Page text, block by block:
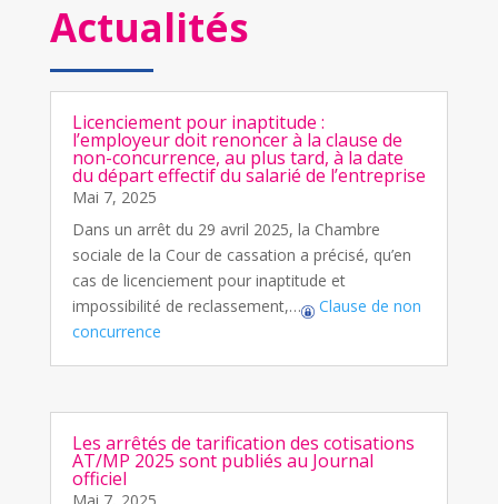
Actualités
Licenciement pour inaptitude :
l’employeur doit renoncer à la clause de
non-concurrence, au plus tard, à la date
du départ effectif du salarié de l’entreprise
Mai 7, 2025
Dans un arrêt du 29 avril 2025, la Chambre
sociale de la Cour de cassation a précisé, qu’en
cas de licenciement pour inaptitude et
impossibilité de reclassement,…
Clause de non
concurrence
Les arrêtés de tarification des cotisations
AT/MP 2025 sont publiés au Journal
officiel